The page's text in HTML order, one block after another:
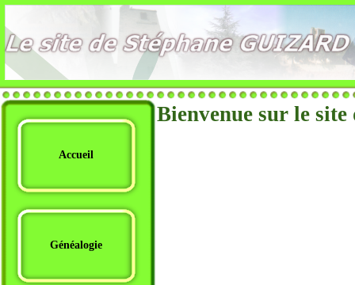
Accueil
Généalogie
Bienvenue sur le